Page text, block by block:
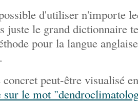
d'utiliser n'importe
juste le grand dictionnaire
pour la langue
concret peut-être visualisé
sur le mot